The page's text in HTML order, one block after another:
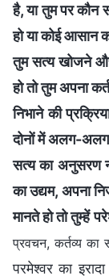
है, या तुम पर कौन
हो या कोई आसान
तुम सत्य खोजने और
हो तो तुम अपना
निभाने की
दोनों में अलग-अलग
सत्य का अनुसरण
का उद्यम, अपना
मानते हो तो तुम्हें
प्रवचन, कर्तव्‍य का
परमेश्वर का